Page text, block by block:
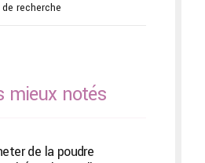
recherche
mieux notés
de la poudre